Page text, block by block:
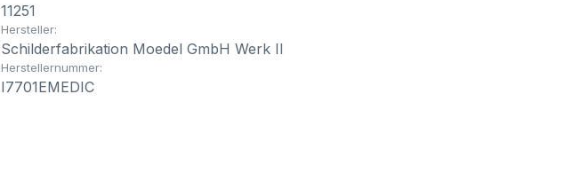
11251
Hersteller:
Schilderfabrikation Moedel GmbH Werk II
Herstellernummer:
I7701EMEDIC